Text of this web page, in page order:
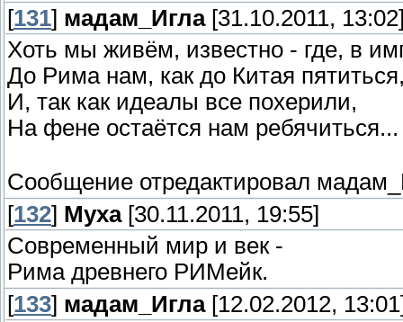
[131] мадам_Игла[31.10.2011,
Хоть мы живём, известно - где, в
До Рима нам, как до Китая
И, так как идеалы все похерили,
На фене остаётся нам
Сообщение отредактировал
[132] Муха[30.11.2011, 19:55]
Современный мир и век -
Рима древнего РИМейк.
[133] мадам_Игла[12.02.2012,